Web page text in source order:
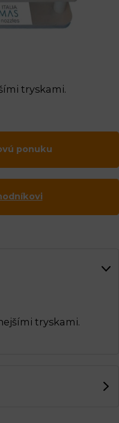
tryskami.
ponuku
tryskami.